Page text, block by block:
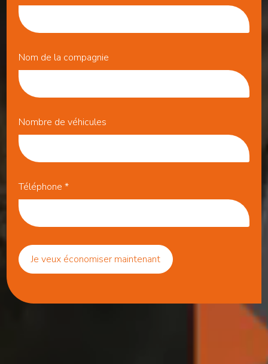
Nom de la compagnie
Nombre de véhicules
Téléphone *
Je veux économiser maintenant